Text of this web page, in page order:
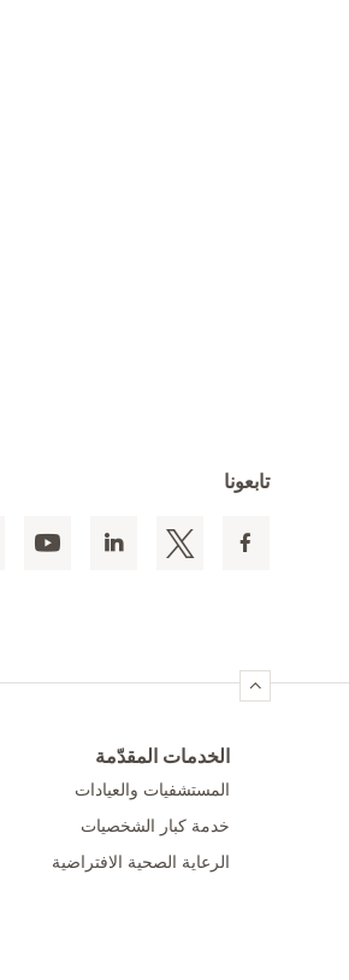
تابعونا
الخدمات المقدّمة
المستشفيات والعيادات
خدمة كبار الشخصيات
الرعاية الصحية الافتراضية